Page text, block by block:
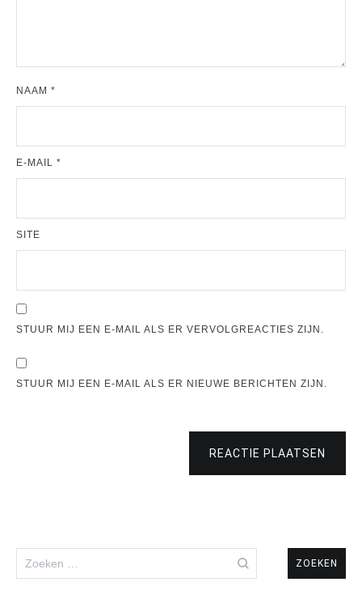
NAAM *
E-MAIL *
SITE
STUUR MIJ EEN E-MAIL ALS ER VERVOLGREACTIES ZIJN.
STUUR MIJ EEN E-MAIL ALS ER NIEUWE BERICHTEN ZIJN.
REACTIE PLAATSEN
naar: